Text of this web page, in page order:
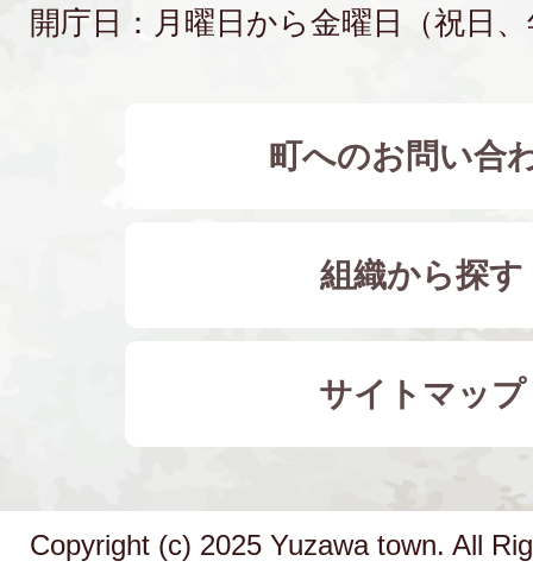
開庁日：月曜日から金曜日（祝日
町へのお問い合
組織から探す
サイトマップ
Copyright (c) 2025 Yuzawa town. All